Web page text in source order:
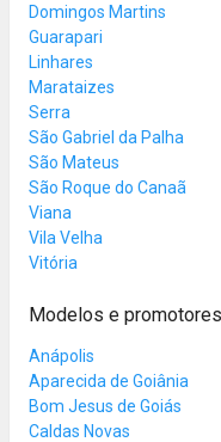
Domingos Martins
Guarapari
Linhares
Marataizes
Serra
São Gabriel da Palha
São Mateus
São Roque do Canaã
Viana
Vila Velha
Vitória
Modelos e
Anápolis
Aparecida de Goiânia
Bom Jesus de Goiás
Caldas Novas